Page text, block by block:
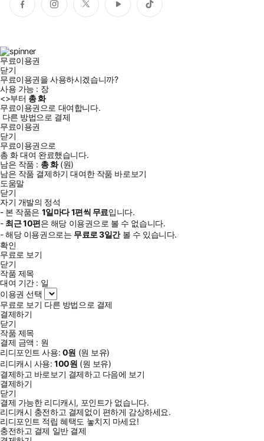
페
이
인
스
트
위
유
튜
틱
톡
무료이용권
닫기
무료이용권을 사용하시겠습니까?
사용 가능 : 장
<>부터 총화
무료이용권으로 대여합니다.
다른 방법으로 결제
무료이용권
닫기
무료이용권으로
총 화대여 완료했습니다.
남은 작품 : 총화(원)
남은 작품 결제하기 대여한 작품 바로보기
도움말
닫기
자기 개발의 정석
- 본 작품은 1일마다1편씩 무료입니다.
- 최근10편은 해당 이용권으로 볼 수 없습니다.
- 해당 이용권으로는 무료로3일간볼 수 있습니다.
확인
무료로 보기
닫기
작품 제목
대여 기간 : 일
이용권 선택
무료로 보기 다른 방법으로 결제
결제하기
닫기
작품 제목
결제 금액 : 원
리디포인트 사용: 0원 (원 보유)
리디캐시 사용:100원 (원 보유)
결제하고 바로보기 결제하고 다음에 보기
결제하기
닫기
결제 가능한 리디캐시, 포인트가 없습니다.
리디캐시 충전하고 결제없이 편하게 감상하세요.
리디포인트 적립 혜택도 놓치지 마세요!
충전하고 결제 일반 결제